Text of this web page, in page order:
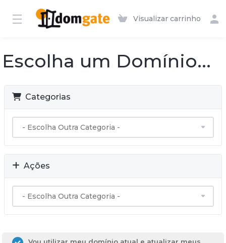
Visualizar carrinho
Escolha um Domínio...
Categorias
Ações